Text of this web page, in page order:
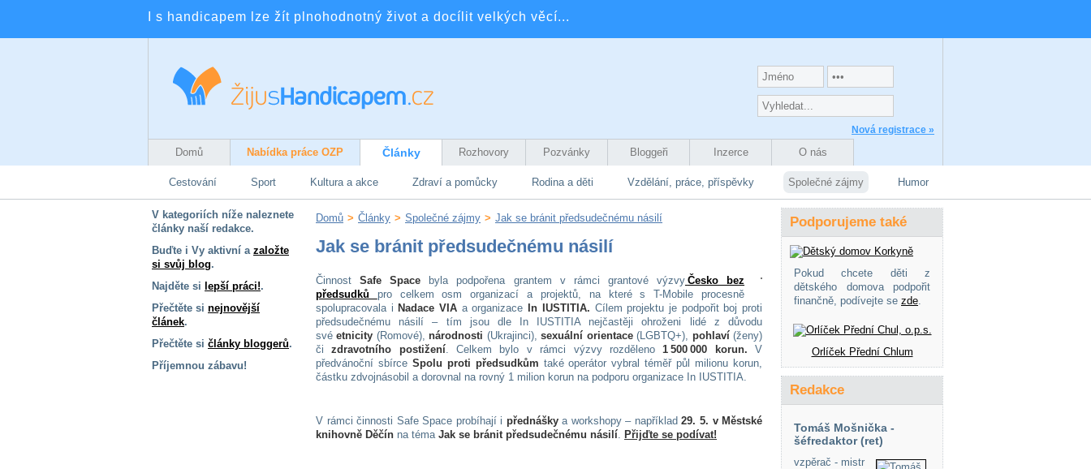
I s handicapem lze žít plnohodnotný život a docílit velkých věcí...
Nová registrace »
Domů Nabídka práce OZP Články Rozhovory Pozvánky Bloggeři Inzerce O nás
Cestování Sport Kultura a akce Zdraví a pomůcky Rodina a děti Vzdělání, práce, příspěvky Společné zájmy Humor
V kategoriích níže naleznete
články naší redakce.
Buďte i Vy aktivní a založte
si svůj blog.
Najděte si lepší práci!.
Přečtěte si nejnovější
článek.
Přečtěte si články bloggerů.
Příjemnou zábavu!
Domů > Články > Společné zájmy > Jak se bránit předsudečnému násilí
Jak se bránit předsudečnému násilí
Činnost Safe Space byla podpořena grantem v rámci grantové výzvy Česko bez
předsudků
pro celkem osm organizací a projektů, na které s T-Mobile procesně
spolupracovala i Nadace VIA a organizace In IUSTITIA. Cílem projektu je podpořit boj proti
předsudečnému násilí – tím jsou dle In IUSTITIA nejčastěji ohroženi lidé z důvodu
své etnicity (Romové), národnosti (Ukrajinci), sexuální orientace(LGBTQ+), pohlaví(ženy)
či
zdravotního postižení. Celkem bylo v rámci výzvy rozděleno 1 500 000 korun.
V
předvánoční sbírce Spolu proti předsudkům také operátor vybral téměř půl milionu korun,
částku zdvojnásobil a dorovnal na rovný 1 milion korun na podporu organizace In IUSTITIA.
V rámci činnosti Safe Space probíhají i přednáškya workshopy – například 29. 5. v Městské
knihovně Děčín na téma Jak se bránit předsudečnému násilí. Přijďte se podívat!
Podporujeme také
Pokud chcete děti z
dětského domova podpořit
finančně, podívejte se zde.
Orlíček Přední Chlum
Redakce
Tomáš Mošnička -
šéfredaktor (ret)
vzpěrač - mistr